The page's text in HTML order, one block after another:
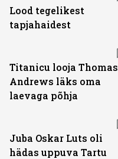
Lood tegelikest
tapjahaidest
Titanicu looja Thomas
Andrews läks oma
laevaga põhja
Juba Oskar Luts oli
hädas uppuva Tartu